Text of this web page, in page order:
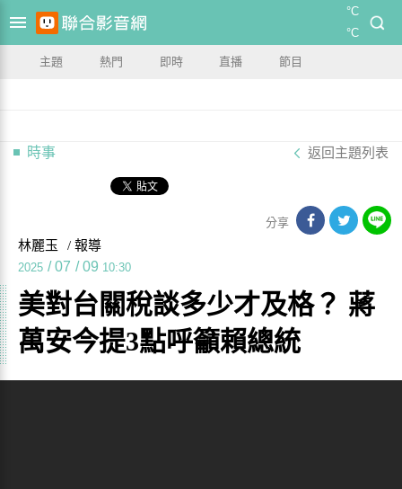
°C
°C
主題 熱門 即時 直播 節目
時事 返回主題列表
分享
林麗玉 / 報導
2025 / 07 / 09 10:30
美對台關稅談多少才及格？ 蔣
萬安今提3點呼籲賴總統